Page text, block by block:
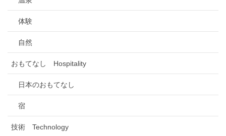
体験
自然
おもてなし Hospitality
日本のおもてなし
宿
技術 Technology